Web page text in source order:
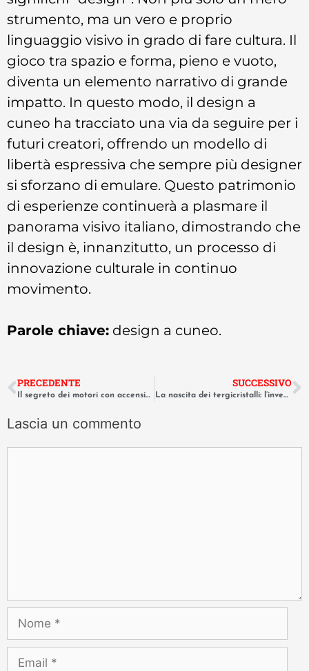
strumento, ma un vero e proprio
linguaggio visivo in grado di fare cultura. Il
gioco tra spazio e forma, pieno e vuoto,
diventa un elemento narrativo di grande
impatto. In questo modo, il design a
cuneo ha tracciato una via da seguire per i
futuri creatori, offrendo un modello di
libertà espressiva che sempre più designer
si sforzano di emulare. Questo patrimonio
di esperienze continuerà a plasmare il
panorama visivo italiano, dimostrando che
il design è, innanzitutto, un processo di
innovazione culturale in continuo
movimento.
Parole chiave: design a cuneo.
PRECEDENTE
Il segreto dei motori con accensione a compressione di carica omogenea HCCI
SUCCESSIVO
La nascita dei tergicristalli: l’invenzione geniale di Mary Anderson nel 1903
Lascia un commento